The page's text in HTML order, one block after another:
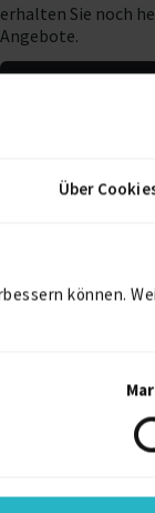
Über
können.
erhalten Sie noch
Angebote.
Jetzt Projekt